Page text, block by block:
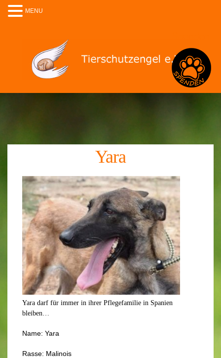
Yara
Yara darf für immer in ihrer Pflegefamilie in Spanien
bleiben…
Name: Yara
Rasse: Malinois
MENU